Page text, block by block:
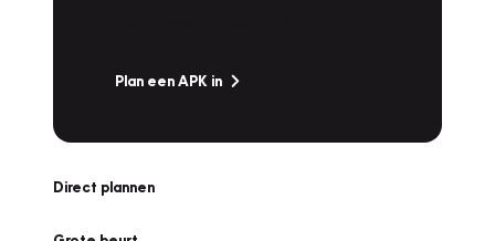
Plan een APK in
Direct plannen